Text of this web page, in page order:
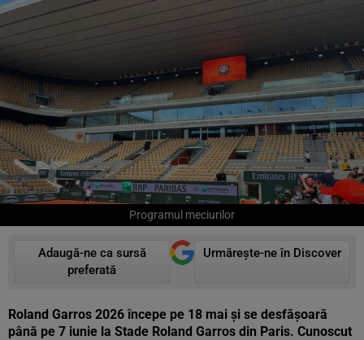
Programul meciurilor
Adaugă-ne ca sursă
preferată
Urmărește-ne în Discover
Roland Garros 2026 începe pe 18 mai și se desfășoară
până pe 7 iunie la Stade Roland Garros din Paris. Cunoscut